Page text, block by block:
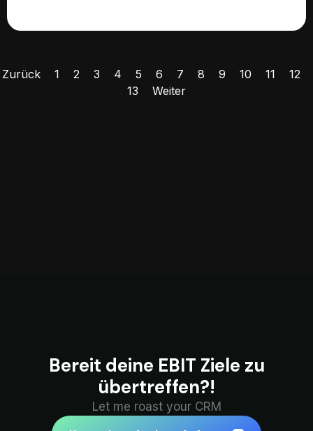
Zurück 1 2 3 4 5 6 7 8 9 10 11
12
13
Weiter
Bereit deine EBIT Ziele zu
übertreffen?!
Let me roast your CRM